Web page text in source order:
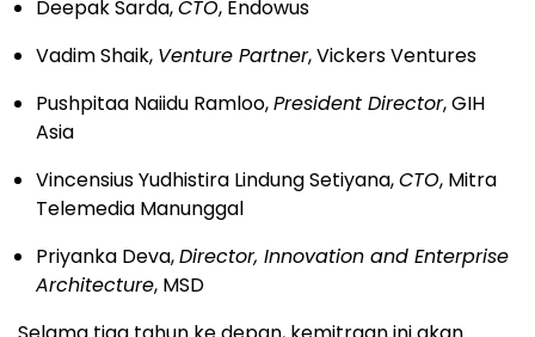
Deepak Sarda,CTO, Endowus
Vadim Shaik, Venture Partner, Vickers Ventures
Pushpitaa Naiidu Ramloo,President Director, GIH
Asia
Vincensius Yudhistira Lindung Setiyana,CTO, Mitra
Telemedia Manunggal
Priyanka Deva,Director, Innovation and Enterprise
Architecture, MSD